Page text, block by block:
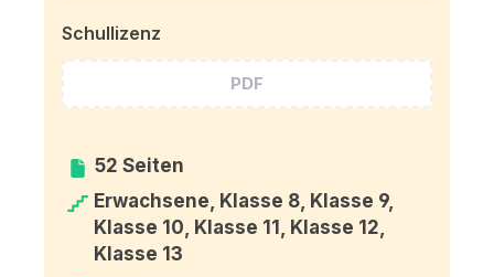
Schullizenz
PDF
52 Seiten
Erwachsene, Klasse 8, Klasse 9,
Klasse 10, Klasse 11, Klasse 12,
Klasse 13